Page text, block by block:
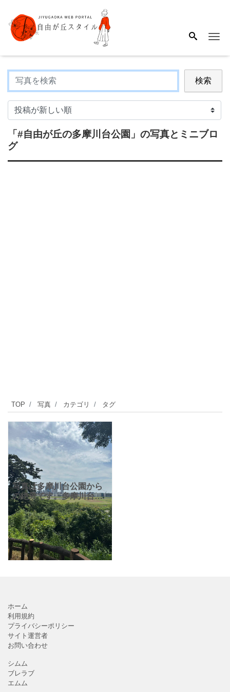
検索
「#自由が丘の多摩川台公園」 の写真とミニブロ
グ
TOP 写真 カテゴリ タグ
写真は多摩川台公園から
の絶景です。多摩川台公
園とは、多摩川に沿って
伸びる丘陵地に約750mに
わたって展開する大きな
公園です。その広い敷地
には、亀甲山古墳や宝来
山
ホーム
利用規約
プライバシーポリシー
サイト運営者
お問い合わせ
シムム
ブレラブ
エムム